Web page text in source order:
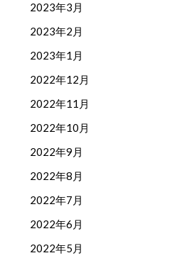
2023年3月
2023年2月
2023年1月
2022年12月
2022年11月
2022年10月
2022年9月
2022年8月
2022年7月
2022年6月
2022年5月